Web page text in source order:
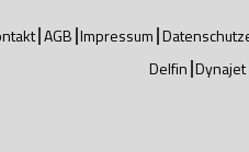
AGB Impressum
Delfin Dynajet